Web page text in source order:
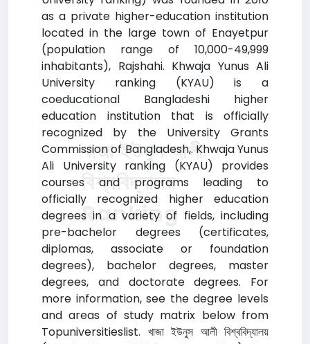
as a private higher-education institution
located in the large town of Enayetpur
(population range of 10,000-49,999
inhabitants), Rajshahi. Khwaja Yunus Ali
University ranking (KYAU) is a
coeducational Bangladeshi higher
education institution that is officially
recognized by the University Grants
Commission of Bangladesh,. Khwaja Yunus
Ali University ranking (KYAU) provides
courses and programs leading to
officially recognized higher education
degrees in a variety of fields, including
pre-bachelor degrees (certificates,
diplomas, associate or foundation
degrees), bachelor degrees, master
degrees, and doctorate degrees. For
more information, see the degree levels
and areas of study matrix below from
Topuniversitieslist. খাজা ইউনুস আলী বিশ্ববিদ্যালয়
খাজা ইউনুস আলী
বিশ্ববিদ্যালয়
Ranking